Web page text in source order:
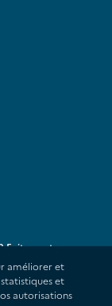
Faites votre
améliorer et
et
autorisations